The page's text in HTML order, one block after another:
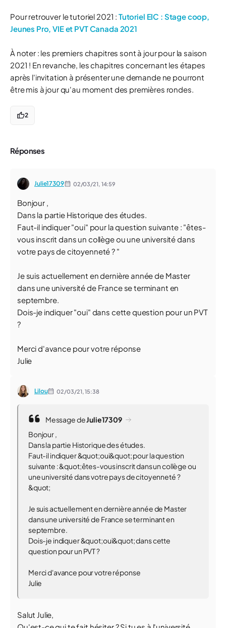
Pour retrouver le tutoriel 2021 : Tutoriel EIC : Stage coop,
Jeunes Pro, VIE et PVT Canada 2021
À noter : les premiers chapitres sont à jour pour la saison
2021 ! En revanche, les chapitres concernant les étapes
après l'invitation à présenter une demande ne pourront
être mis à jour qu'au moment des premières rondes.
2
Réponses
Julie17309 02/03/21, 14:59
Bonjour ,
Dans la partie Historique des études.
Faut-il indiquer "oui" pour la question suivante : "êtes-
vous inscrit dans un collège ou une université dans
votre pays de citoyenneté ? "
Je suis actuellement en dernière année de Master
dans une université de France se terminant en
septembre.
Dois-je indiquer "oui" dans cette question pour un PVT
?
Merci d'avance pour votre réponse
Julie
Lilou 02/03/21,15:38
Message deJulie17309
Bonjour ,
Dans la partie Historique des études.
Faut-il indiquer &quot;oui&quot; pour la question
suivante : &quot;êtes-vous inscrit dans un collège ou
une université dans votre pays de citoyenneté ?
&quot;
Je suis actuellement en dernière année de Master
dans une université de France se terminant en
septembre.
Dois-je indiquer &quot;oui&quot; dans cette
question pour un PVT ?
Merci d'avance pour votre réponse
Julie
Salut Julie,